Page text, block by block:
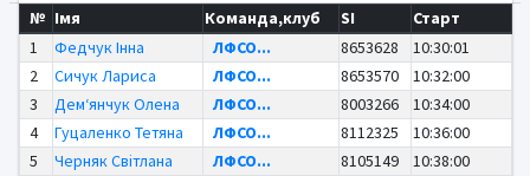
№ Імя Команда,клуб SI
Старт
1
Федчук Інна ЛФСО... 8653628
10:30:01
2
Сичук Лариса ЛФСО... 8653570
10:32:00
3
Дем‘янчук Олена ЛФСО... 8003266
10:34:00
4
Гуцаленко Тетяна ЛФСО... 8112325
10:36:00
5
Черняк Світлана ЛФСО... 8105149 10:38:00